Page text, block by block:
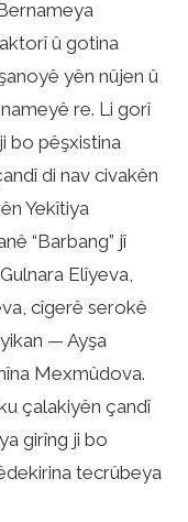
û gotina
yên nûjen û
re. Li gorî
bo pêşxistina
di nav civakên
Yekîtiya
“Barbang” jî
Elîyeva,
cîgerê serokê
— Ayşa
Mexmûdova.
çalakiyên çandî
girîng ji bo
tecrûbeya